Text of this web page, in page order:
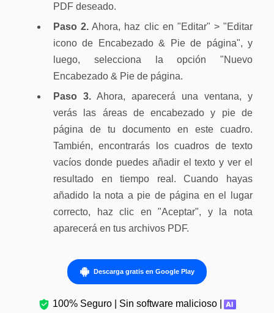
PDF deseado.
Paso 2. Ahora, haz clic en "Editar" > "Editar
icono de Encabezado & Pie de página", y
luego, selecciona la opción "Nuevo
Encabezado & Pie de página.
Paso 3. Ahora, aparecerá una ventana, y
verás las áreas de encabezado y pie de
página de tu documento en este cuadro.
También, encontrarás los cuadros de texto
vacíos donde puedes añadir el texto y ver el
resultado en tiempo real. Cuando hayas
añadido la nota a pie de página en el lugar
correcto, haz clic en "Aceptar", y la nota
aparecerá en tus archivos PDF.
Descarga gratis en Google Play
100% Seguro | Sin software malicioso |